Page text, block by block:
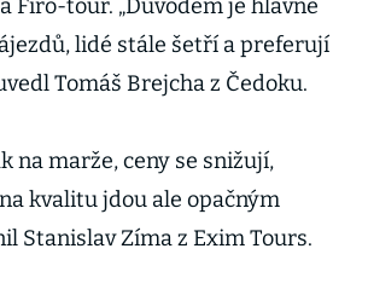
Firo-tour. „Důvodem je hlavně
lidé stále šetří a preferují
Tomáš Brejcha z Čedoku.
na marže, ceny se snižují,
kvalitu jdou ale opačným
Stanislav Zíma z Exim Tours.